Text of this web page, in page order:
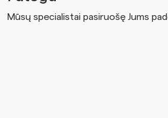
Mūsų specialistai pasiruošę Jums